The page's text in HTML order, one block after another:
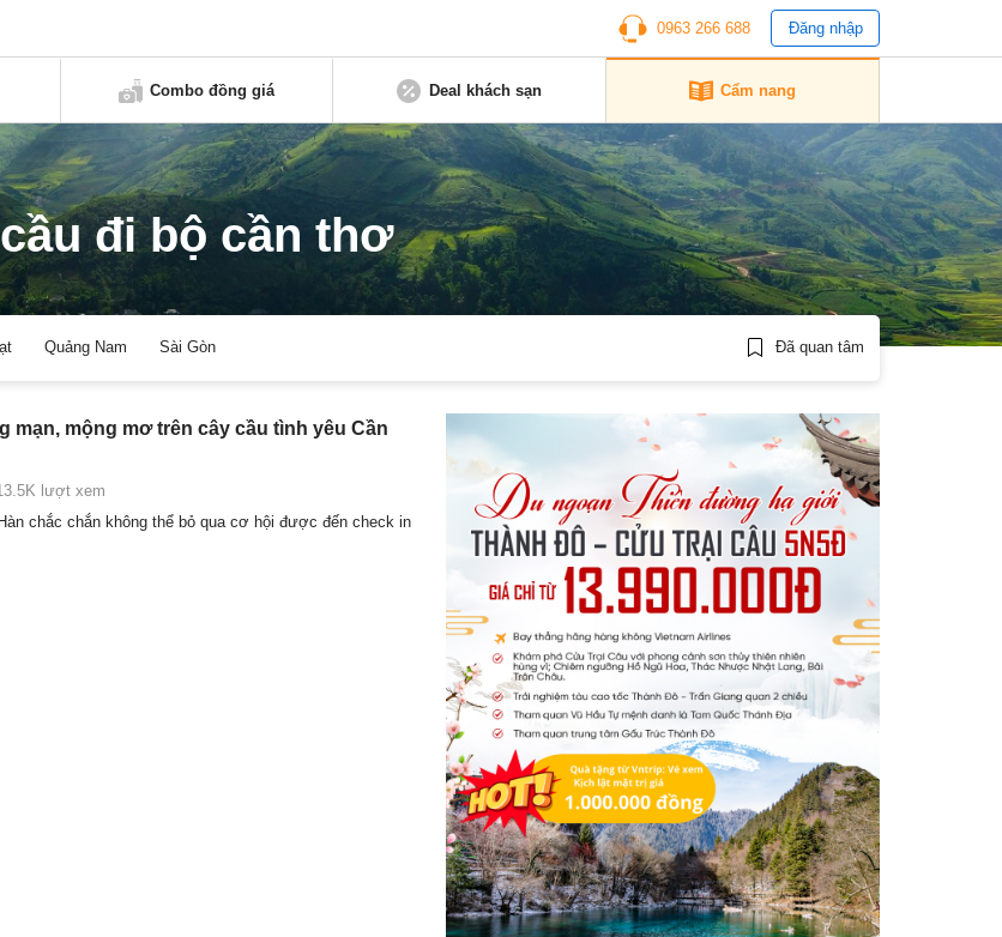
0963 266 688 Đăng nhập
Combo đồng giá Deal khách sạn Cẩm nang
cầu đi bộ cần thơ
Quảng Nam Sài Gòn Đã quan tâm
mạn, mộng mơ trên cây cầu tình yêu Cần
lượt xem
chắc chắn không thể bỏ qua cơ hội được đến check in